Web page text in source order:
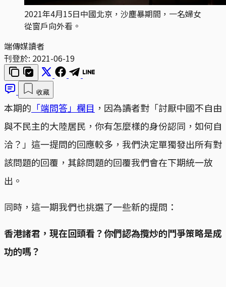
2021年4月15日中國北京，沙塵暴期間，一名婦女
從窗戶向外看。
端傳媒讀者
刊登於: 2021-06-19
收藏
本期的 「端問答」欄目 ，因為讀者對「討厭中國不自由
與不民主的大陸居民，你有怎麼樣的身份認同，如何自
洽？」這一提問的回應較多，我們決定單獨發出所有對
該問題的回覆，其餘問題的回覆我們會在下期統一放
出。
同時，這一期我們也挑選了一些新的提問：
香港諸君，現在回頭看？你們認為攬炒的鬥爭策略是成
功的嗎？